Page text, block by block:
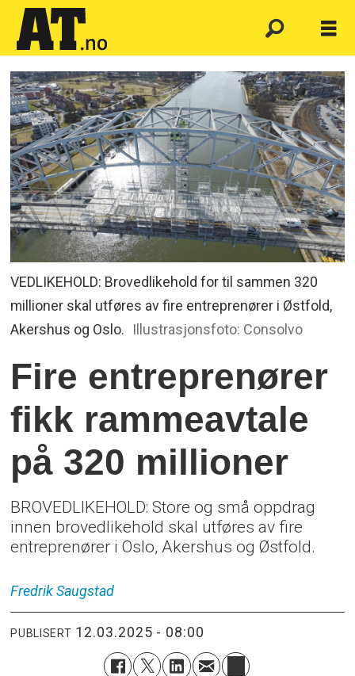
VEDLIKEHOLD: Brovedlikehold for til sammen 320
millioner skal utføres av fire entreprenører i Østfold,
Akershus og Oslo.
Illustrasjonsfoto: Consolvo
Fire entreprenører
fikk rammeavtale
på 320 millioner
BROVEDLIKEHOLD: Store og små oppdrag
innen brovedlikehold skal utføres av fire
entreprenører i Oslo, Akershus og Østfold.
Fredrik Saugstad
PUBLISERT 12.03.2025 - 08:00